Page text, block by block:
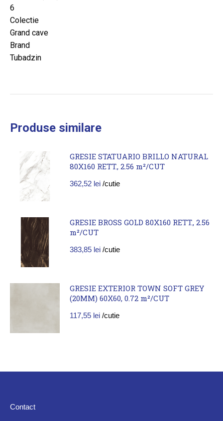
6
Colectie
Grand cave
Brand
Tubadzin
Produse similare
GRESIE STATUARIO BRILLO NATURAL
80X160 RETT., 2.56 m²/CUT
362,52 lei /cutie
GRESIE BROSS GOLD 80X160 RETT., 2.56
m²/CUT
383,85 lei /cutie
GRESIE EXTERIOR TOWN SOFT GREY
(20MM) 60X60, 0.72 m²/CUT
117,55 lei /cutie
Contact